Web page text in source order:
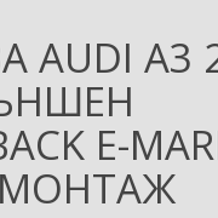
AUDI A3
E-